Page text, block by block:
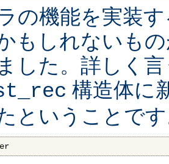
の機能を実装
もしれないも
した。詳しく
構造体に
ということで